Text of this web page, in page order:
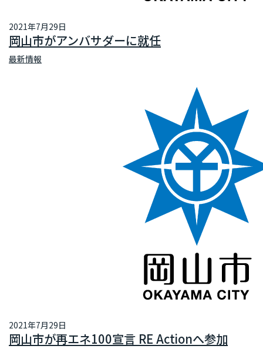
2021年7月29日
岡山市がアンバサダーに就任
最新情報
2021年7月29日
岡山市が再エネ100宣言 RE Actionへ参加